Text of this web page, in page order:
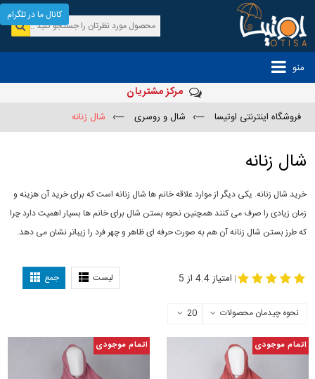
منو
مرکز مشتریان
فروشگاه اینترنتی اوتیسا —› شال و روسری —› شال زنانه
شال زنانه
خرید شال زنانه. یکی دیگر از موارد علاقه خانم ها شال زنانه است که برای خرید آن هزینه و
زمان زیادی را صرف می کنند همچنین نحوه بستن شال برای خانم ها بسیار اهمیت دارد چرا
که طرز بستن شال زنانه آن هم به صورت حرفه ای ظاهر و چهر فرد را زیباتر نشان می دهد.
لیست جمع | امتیاز 4.4 از 5
نحوه چیدمان محصولات 20
اتمام موجودی اتمام موجودی
کانال ما در تلگرام